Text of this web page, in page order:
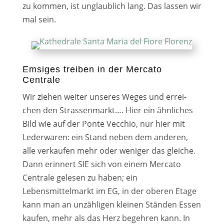
zu kom­men, ist unglaub­lich lang. Das las­sen wir
mal sein.
Emsiges treiben in der Mercato
Centrale
Wir zie­hen wei­ter unse­res Weges und errei­
chen den Strassenmarkt…. Hier ein ähn­li­ches
Bild wie auf der Ponte Vecchio, nur hier mit
Lederwaren: ein Stand neben dem ande­ren,
alle ver­kau­fen mehr oder weni­ger das glei­che.
Dann erin­nert SIE sich von einem Mercato
Centrale gele­sen zu haben; ein
Lebensmittelmarkt im EG, in der obe­ren Etage
kann man an unzäh­li­gen klei­nen Ständen Essen
kau­fen, mehr als das Herz begeh­ren kann. In